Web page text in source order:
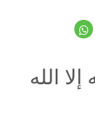
الله